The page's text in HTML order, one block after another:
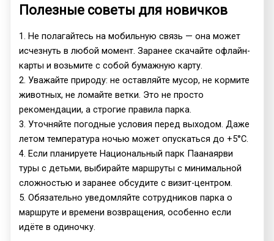
Полезные советы для новичков
1. Не полагайтесь на мобильную связь — она может
исчезнуть в любой момент. Заранее скачайте офлайн-
карты и возьмите с собой бумажную карту.
2. Уважайте природу: не оставляйте мусор, не кормите
животных, не ломайте ветки. Это не просто
рекомендации, а строгие правила парка.
3. Уточняйте погодные условия перед выходом. Даже
летом температура ночью может опускаться до +5°C.
4. Если планируете Национальный парк Паанаярви
туры с детьми, выбирайте маршруты с минимальной
сложностью и заранее обсудите с визит-центром.
5. Обязательно уведомляйте сотрудников парка о
маршруте и времени возвращения, особенно если
идёте в одиночку.